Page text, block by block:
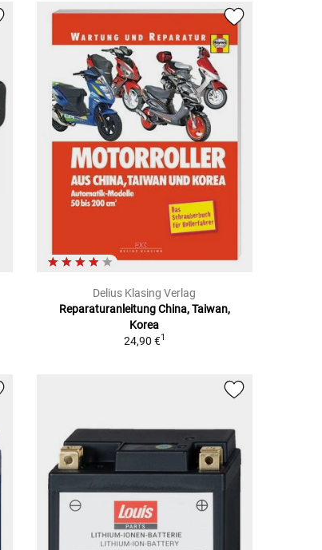
Delius Klasing Verlag
Reparaturanleitung China, Taiwan,
Korea
24,90 €1